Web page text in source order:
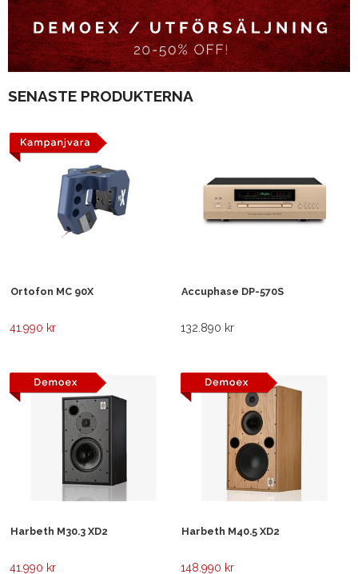
SENASTE PRODUKTERNA
Ortofon MC 90X
41.990 kr
Accuphase DP-570S
132.890 kr
Harbeth M30.3 XD2
41.990 kr
Harbeth M40.5 XD2
148.990 kr